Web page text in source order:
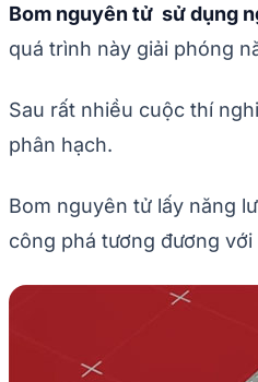
Bom nguyên tử sử dụng
quá trình này giải phóng
Sau rất nhiều cuộc thí
phân hạch.
Bom nguyên tử lấy năng
công phá tương đương